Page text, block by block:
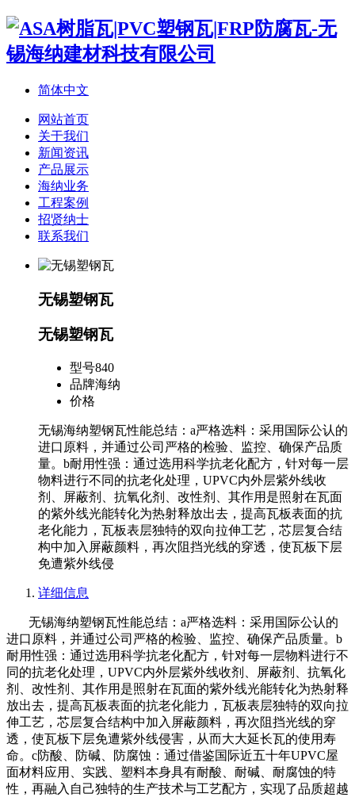
简体中文
网站首页
关于我们
新闻资讯
产品展示
海纳业务
工程案例
招贤纳士
联系我们
无锡塑钢瓦
无锡塑钢瓦
型号840
品牌海纳
价格
无锡海纳塑钢瓦性能总结：a严格选料：采用国际公认的
进口原料，并通过公司严格的检验、监控、确保产品质
量。b耐用性强：通过选用科学抗老化配方，针对每一层
物料进行不同的抗老化处理，UPVC内外层紫外线收
剂、屏蔽剂、抗氧化剂、改性剂、其作用是照射在瓦面
的紫外线光能转化为热射释放出去，提高瓦板表面的抗
老化能力，瓦板表层独特的双向拉伸工艺，芯层复合结
构中加入屏蔽颜料，再次阻挡光线的穿透，使瓦板下层
免遭紫外线侵
详细信息
无锡海纳塑钢瓦性能总结：a严格选料：采用国际公认的
进口原料，并通过公司严格的检验、监控、确保产品质量。b
耐用性强：通过选用科学抗老化配方，针对每一层物料进行不
同的抗老化处理，UPVC内外层紫外线收剂、屏蔽剂、抗氧化
剂、改性剂、其作用是照射在瓦面的紫外线光能转化为热射释
放出去，提高瓦板表面的抗老化能力，瓦板表层独特的双向拉
伸工艺，芯层复合结构中加入屏蔽颜料，再次阻挡光线的穿
透，使瓦板下层免遭紫外线侵害，从而大大延长瓦的使用寿
命。c防酸、防碱、防腐蚀：通过借鉴国际近五十年UPVC屋
面材料应用、实践、塑料本身具有耐酸、耐碱、耐腐蚀的特
性，再融入自己独特的生产技术与工艺配方，实现了品质超越